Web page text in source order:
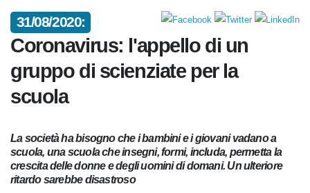
31/08/2020:
Coronavirus: l'appello di un
gruppo di scienziate per la
scuola
La società ha bisogno che i bambini e i giovani vadano a
scuola, una scuola che insegni, formi, includa, permetta la
crescita delle donne e degli uomini di domani. Un ulteriore
ritardo sarebbe disastroso